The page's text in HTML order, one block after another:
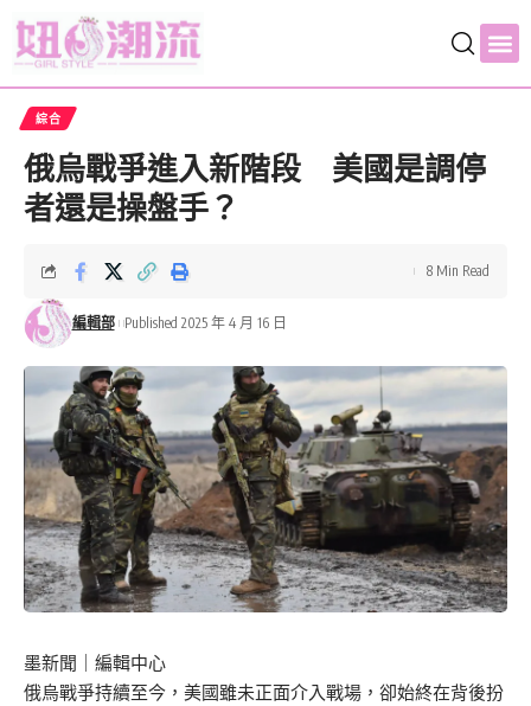
綜合
俄烏戰爭進入新階段 美國是調停
者還是操盤手？
編輯部 Published 2025 年 4 月 16 日
8 Min Read
墨新聞
｜編輯中心
俄烏戰爭持續至今，美國雖未正面介入戰場，卻始終在背後扮